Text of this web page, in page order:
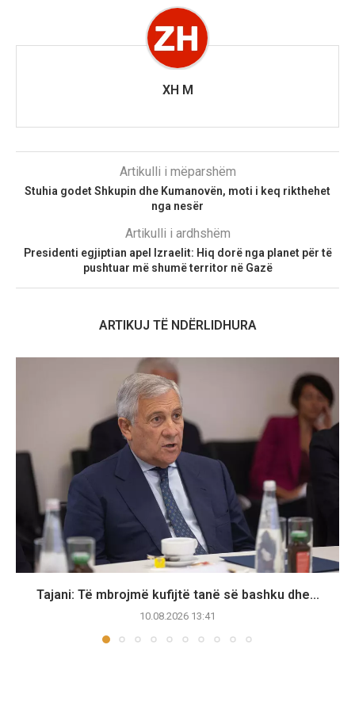
XH M
Artikulli i mëparshëm
Stuhia godet Shkupin dhe Kumanovën, moti i keq rikthehet
nga nesër
Artikulli i ardhshëm
Presidenti egjiptian apel Izraelit: Hiq dorë nga planet për të
pushtuar më shumë territor në Gazë
ARTIKUJ TË NDËRLIDHURA
Tajani: Të mbrojmë kufijtë tanë së bashku dhe...
10.08.2026 13:41